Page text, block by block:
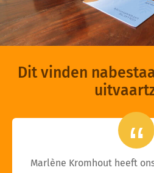
Dit vinden
Marlène Kromhout heeft